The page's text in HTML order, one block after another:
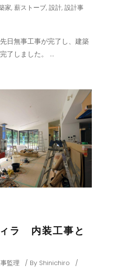
家, 薪ストーブ, 設計, 設計事
日無事工事が完了し、建築
了しました。
ラ 内装工事と
監理 By Shinichiro